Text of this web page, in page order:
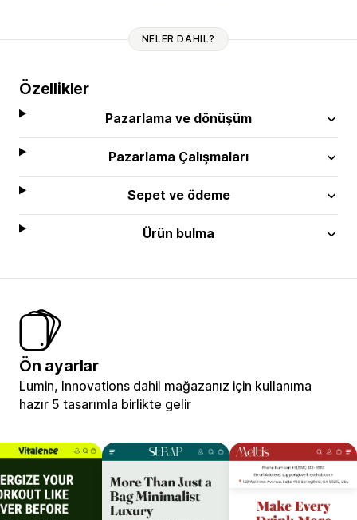
NELER DAHIL?
Özellikler
Pazarlama ve dönüşüm
Pazarlama Çalışmaları
Sepet ve ödeme
Ürün bulma
Ön ayarlar
Lumin, Innovations dahil mağazanız için kullanıma
hazır 5 tasarımla birlikte gelir